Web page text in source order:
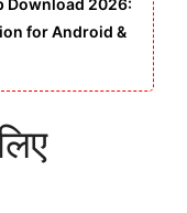
Download 2026:
for Android &